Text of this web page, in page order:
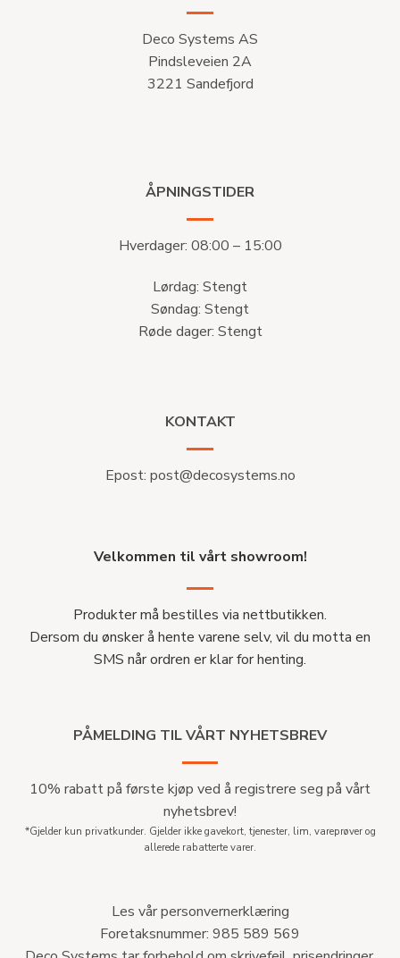
Deco Systems AS
Pindsleveien 2A
3221 Sandefjord
ÅPNINGSTIDER
Hverdager: 08:00 – 15:00
Lørdag: Stengt
Søndag: Stengt
Røde dager: Stengt
KONTAKT
Epost: post@decosystems.no
Velkommen til vårt showroom!
Produkter må bestilles via nettbutikken.
Dersom du ønsker å hente varene selv, vil du motta en
SMS når ordren er klar for henting.
PÅMELDING TIL VÅRT NYHETSBREV
10% rabatt på første kjøp ved å registrere seg på vårt
nyhetsbrev!
*Gjelder kun privatkunder. Gjelder ikke gavekort, tjenester, lim, vareprøver og
allerede rabatterte varer.
Les vår personvernerklæring
Foretaksnummer: 985 589 569